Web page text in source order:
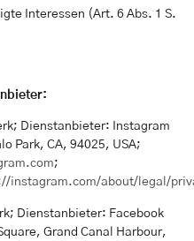
Interessen (Art. 6 Abs. 1 S.
Dienstanbieter: Instagram
Park, CA, 94025, USA;
;
instagram.com/about/legal/
Dienstanbieter: Facebook
Grand Canal Harbour,